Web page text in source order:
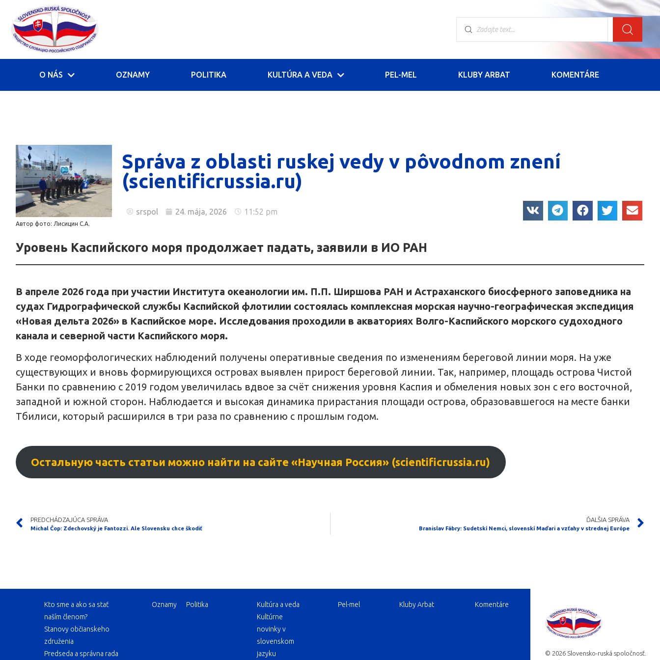
O NÁS OZNAMY POLITIKA KULTÚRA A VEDA PEL-MEL KLUBY ARBAT KOMENTÁRE
Автор фото: Лисицин С.А.
Správa z oblasti ruskej vedy v pôvodnom znení
(scientificrussia.ru)
srspol 24. mája, 2026 11:52 pm
Уровень Каспийского моря продолжает падать, заявили в ИО РАН
В апреле 2026 года при участии Института океанологии им. П.П. Ширшова РАН и Астраханского биосферного заповедника на
судах Гидрографической службы Каспийской флотилии состоялась комплексная морская научно-географическая экспедиция
«Новая дельта 2026» в Каспийское море. Исследования проходили в акваториях Волго-Каспийского морского судоходного
канала и северной части Каспийского моря.
В ходе геоморфологических наблюдений получены оперативные сведения по изменениям береговой линии моря. На уже
существующих и вновь формирующихся островах выявлен прирост береговой линии. Так, например, площадь острова Чистой
Банки по сравнению с 2019 годом увеличилась вдвое за счёт снижения уровня Каспия и обмеления новых зон с его восточной,
западной и южной сторон. Наблюдается и высокая динамика прирастания площади острова, образовавшегося на месте банки
Тбилиси, который расширился в три раза по сравнению с прошлым годом.
Остальную часть статьи можно найти на сайте «Научная Россия» (scientificrussia.ru)
PREDCHÁDZAJÚCA SPRÁVA
Michal Čop: Zdechovský je Fantozzi. Ale Slovensku chce škodiť
ĎALŠIA SPRÁVA
Branislav Fábry: Sudetskí Nemci, slovenskí Maďari a vzťahy v strednej Európe
Kto sme a ako sa stať
naším členom?
Stanovy občianskeho
združenia
Predseda a správna rada
Oznamy Politika
Kultúra a veda
Kultúrne
novinky v
slovenskom
jazyku
Pel-mel Kluby Arbat Komentáre
© 2026Slovensko-ruská spoločnosť.